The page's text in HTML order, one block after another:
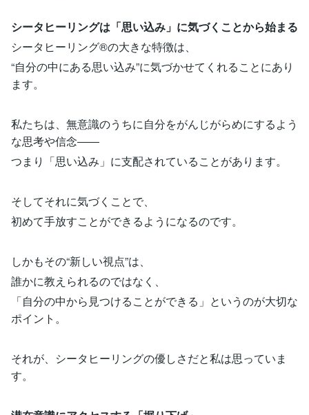
シータヒーリングは「思い込み」に気づくことから始まる
シータヒーリング®の大きな特徴は、
“自分の中にある思い込み”に気づかせてくれることにあり
ます。
私たちは、無意識のうちに自分をがんじがらめにするよう
な思考や信念――
つまり「思い込み」に支配されていることがあります。
そしてそれに気づくことで、
初めて手放すことができるようになるのです。
しかもその“新しい視点”は、
誰かに教えられるのではなく、
「自分の中から見つけることができる」というのが大切な
ポイント。
それが、シータヒーリングの優しさだと私は思っていま
す。